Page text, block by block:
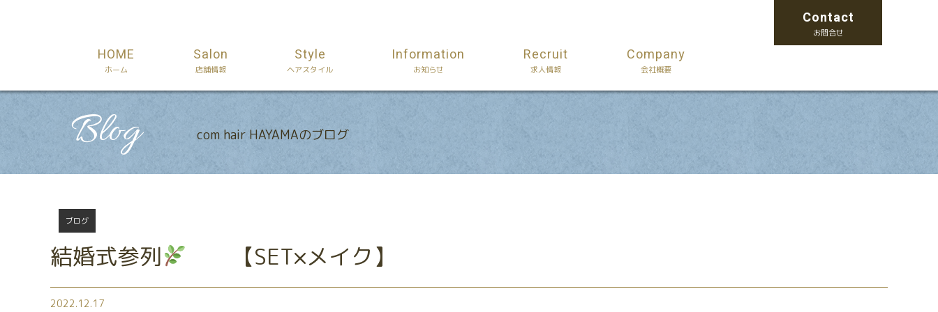
Contact
お問合せ
HOME
ホーム
Salon
店舗情報
Style
ヘアスタイル
Information
お知らせ
Recruit
求人情報
Company
会社概要
Blog com hair HAYAMAのブログ
ブログ
結婚式参列 【SET×メイク】
2022.12.17